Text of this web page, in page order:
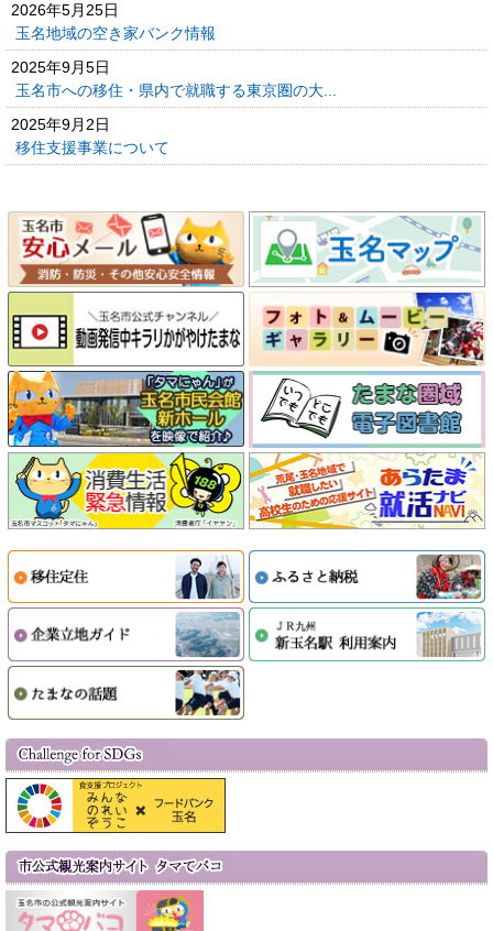
2026年5月25日
玉名地域の空き家バンク情報
2025年9月5日
玉名市への移住・県内で就職する東京圏の大...
2025年9月2日
移住支援事業について